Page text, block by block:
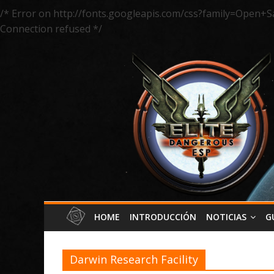
/* Error on http://fonts.googleapis.com/
Connection refused */
HOME INTRODUCCIÓN NOTICIAS
Darwin Research Facility